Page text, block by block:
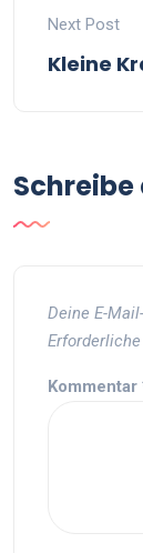
Next Post
Kleine
Deine E-
Kommentar